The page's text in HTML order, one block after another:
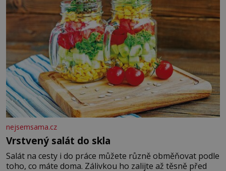
nejsemsama.cz
Vrstvený salát do skla
Salát na cesty i do práce můžete různě obměňovat podle
toho, co máte doma. Zálivkou ho zalijte až těsně před